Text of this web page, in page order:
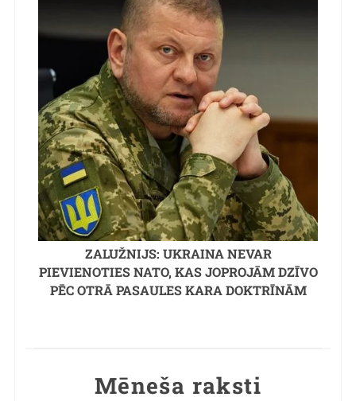
ZALUŽNIJS: UKRAINA NEVAR
PIEVIENOTIES NATO, KAS JOPROJĀM DZĪVO
PĒC OTRĀ PASAULES KARA DOKTRĪNĀM
Mēneša raksti